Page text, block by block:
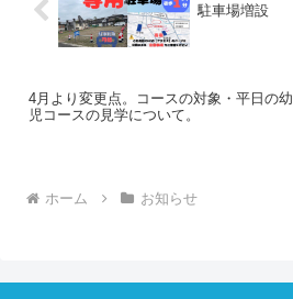
駐車場増設
4月より変更点。コースの対象・平日の幼
児コースの見学について。
ホーム お知らせ